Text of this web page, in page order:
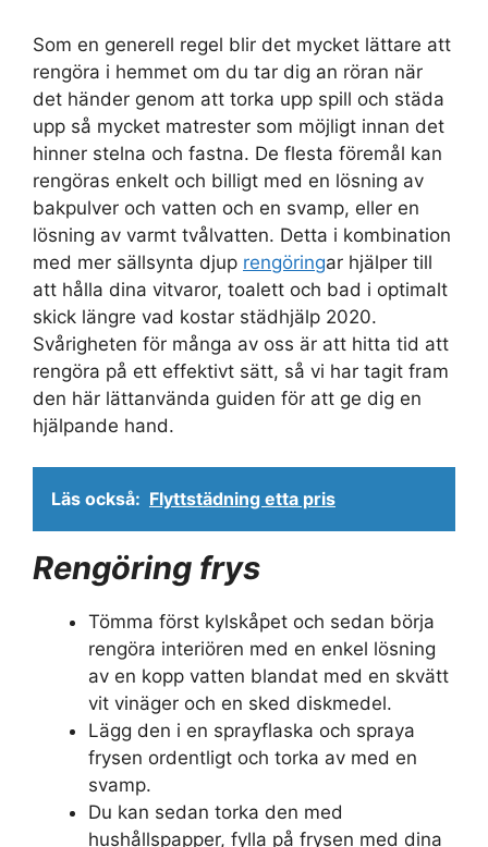
Som en generell regel blir det mycket lättare att
rengöra i hemmet om du tar dig an röran när
det händer genom att torka upp spill och städa
upp så mycket matrester som möjligt innan det
hinner stelna och fastna. De flesta föremål kan
rengöras enkelt och billigt med en lösning av
bakpulver och vatten och en svamp, eller en
lösning av varmt tvålvatten. Detta i kombination
med mer sällsynta djup rengöringar hjälper till
att hålla dina vitvaror, toalett och bad i optimalt
skick längre vad kostar städhjälp 2020.
Svårigheten för många av oss är att hitta tid att
rengöra på ett effektivt sätt, så vi har tagit fram
den här lättanvända guiden för att ge dig en
hjälpande hand.
Läs också: Flyttstädning etta pris
Rengöring frys
Tömma först kylskåpet och sedan börja
rengöra interiören med en enkel lösning
av en kopp vatten blandat med en skvätt
vit vinäger och en sked diskmedel.
Lägg den i en sprayflaska och spraya
frysen ordentligt och torka av med en
svamp.
Du kan sedan torka den med
hushållspapper, fylla på frysen med dina